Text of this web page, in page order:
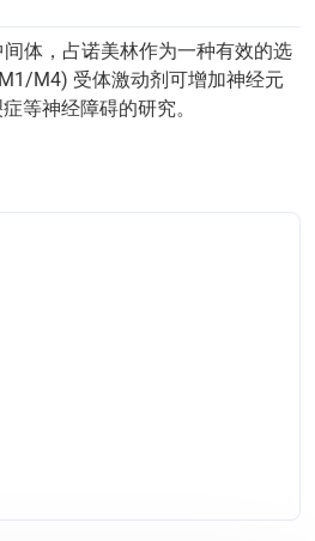
体，占诺美林作为一种有效的选
M4) 受体激动剂可增加神经元
等神经障碍的研究。